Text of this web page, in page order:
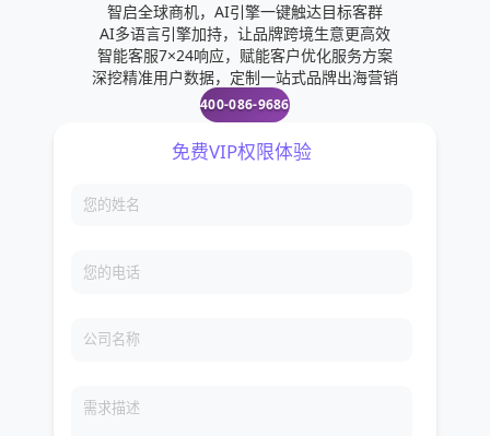
智启全球商机，AI引擎一键触达目标客群
AI多语言引擎加持，让品牌跨境生意更高效
智能客服7×24响应，赋能客户优化服务方案
深挖精准用户数据，定制一站式品牌出海营销
400-086-9686